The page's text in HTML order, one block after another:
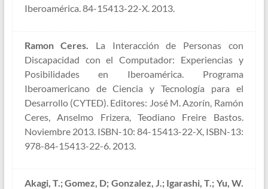
Iberoamérica. 84-15413-22-X. 2013.
Ramon Ceres. La Interacción de Personas con
Discapacidad con el Computador: Experiencias y
Posibilidades en Iberoamérica. Programa
Iberoamericano de Ciencia y Tecnología para el
Desarrollo (CYTED). Editores: José M. Azorín, Ramón
Ceres, Anselmo Frizera, Teodiano Freire Bastos.
Noviembre 2013. ISBN-10: 84-15413-22-X, ISBN-13:
978-84-15413-22-6. 2013.
Akagi, T.; Gomez, D; Gonzalez, J.; Igarashi, T.; Yu, W.